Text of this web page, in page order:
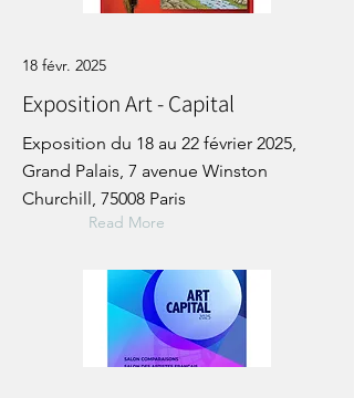
18 févr. 2025
Exposition Art - Capital
Exposition du 18 au 22 février 2025,
Grand Palais, 7 avenue Winston
Churchill, 75008 Paris
Read More